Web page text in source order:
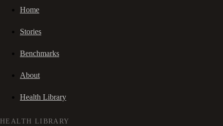
Home
Stories
Benchmarks
About
Health Library
HEALTH LIBRARY